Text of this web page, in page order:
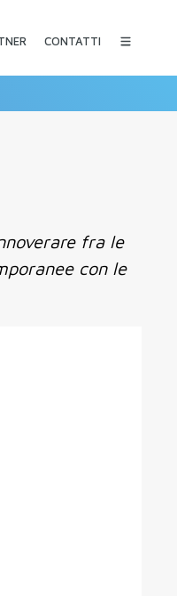
CONTATTI
fra le
con le